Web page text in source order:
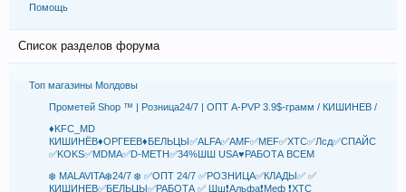
Помощь
Список разделов форума
Топ магазины Молдовы
Прометей Shop ™️ | Розница24/7 | ОПТ A-PVP 3.9$-грамм / КИШИНЕВ /
♦️KFC_MD
КИШИНЁВ♦️ОРГЕЕВ♦️БЕЛЬЦЫ✅ALFA✅AMF✅MEF✅XTC✅Лсд✅СПАЙС
✅KOKS✅MDMA✅D-METH✅34%ШШ USA♥️РАБОТА ВСЕМ
❄️ MALAVITA❄️24/7 ❄️ ✅ОПТ 24/7 ✅РОЗНИЦА✅КЛАДЫ✅ ✅
КИШИНЕВ✅БЕЛЬЦЫ✅РАБОТА ✅ Шш❗️Альфа❗️Меф ❗️ХТС